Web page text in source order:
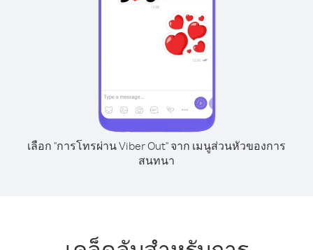
เลือก "การโทรผ่าน Viber Out" จาก เมนูส่วนหัวของการ
สนทนา